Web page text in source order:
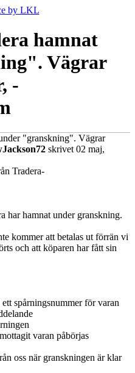
hamnat
Vägrar
-
"granskning". Vägrar
skrivet 02 maj,
Tradera-
har hamnat under granskning.
kommer att betalas ut förrän vi
och att köparen har fått sin
spårningsnummer för varan
varan påbörjas
oss när granskningen är klar